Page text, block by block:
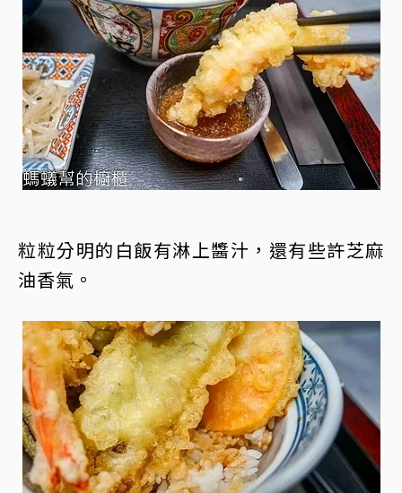
粒粒分明的白飯有淋上醬汁，還有些許芝麻
油香氣。